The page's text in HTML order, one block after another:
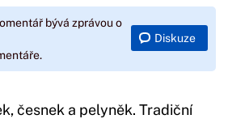
bývá zprávou o
Diskuze
česnek a pelyněk. Tradiční